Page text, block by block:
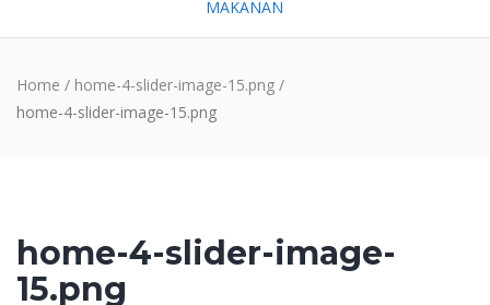
Home / home-4-slider-image-15.png /
home-4-slider-image-15.png
home-4-slider-image-
15.png